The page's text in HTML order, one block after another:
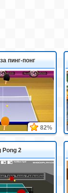
пинг-понг
82%
Pong 2